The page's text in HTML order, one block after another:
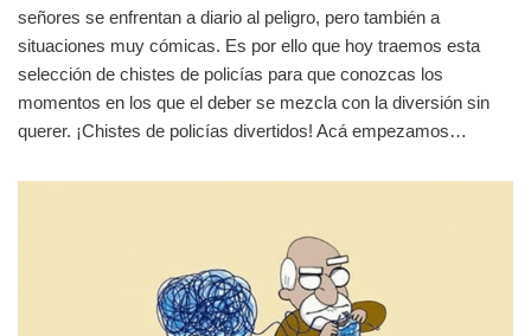
señores se enfrentan a diario al peligro, pero también a
situaciones muy cómicas. Es por ello que hoy traemos esta
selección de chistes de policías para que conozcas los
momentos en los que el deber se mezcla con la diversión sin
querer. ¡Chistes de policías divertidos! Acá empezamos…